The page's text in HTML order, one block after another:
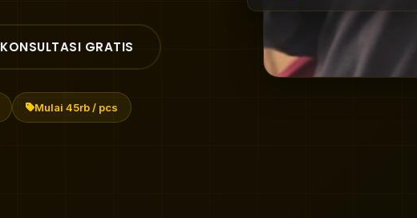
KONSULTASI GRATIS
Mulai 45rb / pcs